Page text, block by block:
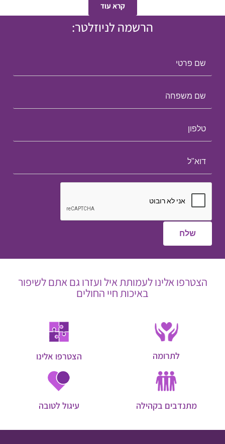
קרא עוד
הרשמה לניוזלטר:
הצטרפו אלינו לעמותת איל ועזרו גם אתם לשיפור
באיכות חיי החולים
לתרומה הצטרפו אלינו
מתנדבים בקהילה עיגול לטובה